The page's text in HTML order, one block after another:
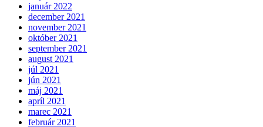
január 2022
december 2021
november 2021
október 2021
september 2021
august 2021
júl 2021
jún 2021
máj 2021
apríl 2021
marec 2021
február 2021